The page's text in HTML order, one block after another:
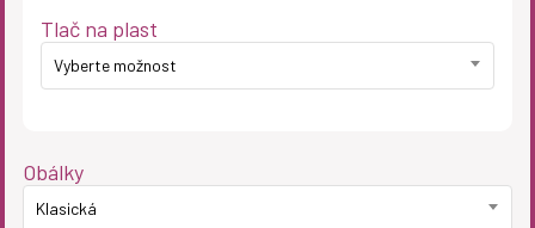
Tlač na plast
Vyberte možnost
Obálky
Klasická